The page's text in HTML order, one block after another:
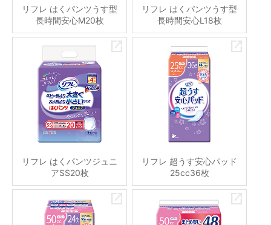
リフレ はくパンツうす型
長時間安心M20枚
リフレ はくパンツうす型
長時間安心L18枚
リフレ はくパンツジュニ
アSS20枚
リフレ 超うす安心パッド
25cc36枚